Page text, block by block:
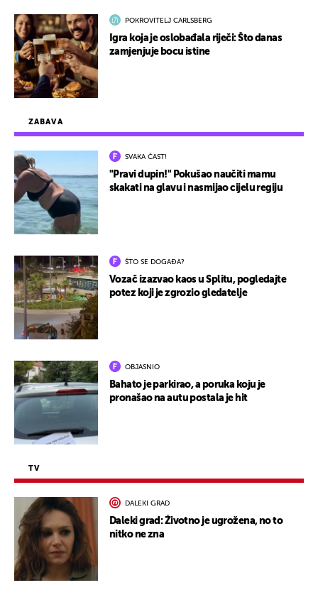
ZABAVA
SVAKA ČAST!
"Pravi dupin!" Pokušao naučiti mamu
skakati na glavu i nasmijao cijelu regiju
ŠTO SE DOGAĐA?
Vozač izazvao kaos u Splitu, pogledajte
potez koji je zgrozio gledatelje
OBJASNIO
Bahato je parkirao, a poruka koju je
pronašao na autu postala je hit
TV
DALEKI GRAD
Daleki grad: Životno je ugrožena, no to
nitko ne zna
POKROVITELJ CARLSBERG
Igra koja je oslobađala riječi: Što danas
zamjenjuje bocu istine